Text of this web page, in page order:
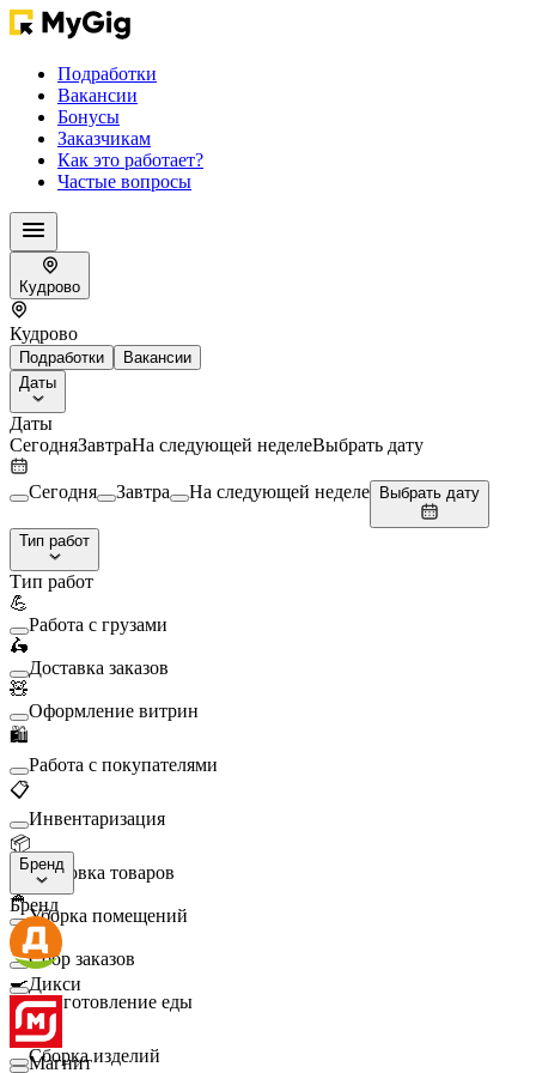
Подработки
Вакансии
Бонусы
Заказчикам
Как это работает?
Частые вопросы
Кудрово
Кудрово
Подработки
Вакансии
Даты
Даты
СегодняЗавтраНа следующей неделеВыбрать дату
Сегодня Завтра На следующей неделе Выбрать дату
Тип работ
Тип работ
💪
Работа с грузами
🛵
Доставка заказов
🧸
Оформление витрин
🛍️
Работа с покупателями
📋
Инвентаризация
📦
Упаковка товаров
🧹
Уборка помещений
🛒
Сбор заказов
🍳
Приготовление еды
🛠️
Сборка изделий
Бренд
Бренд
Дикси
Магнит